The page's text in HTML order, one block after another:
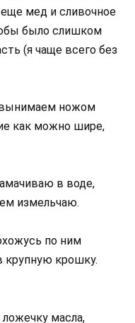
мед и сливочное
было слишком
(я чаще всего без
вынимаем ножом
как можно шире,
в воде,
измельчаю.
по ним
крупную крошку.
ложечку масла,